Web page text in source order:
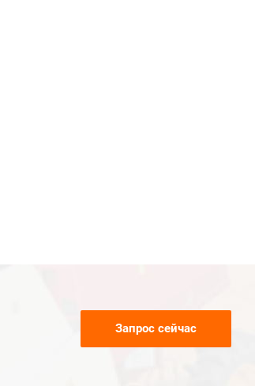
Запрос сейчас